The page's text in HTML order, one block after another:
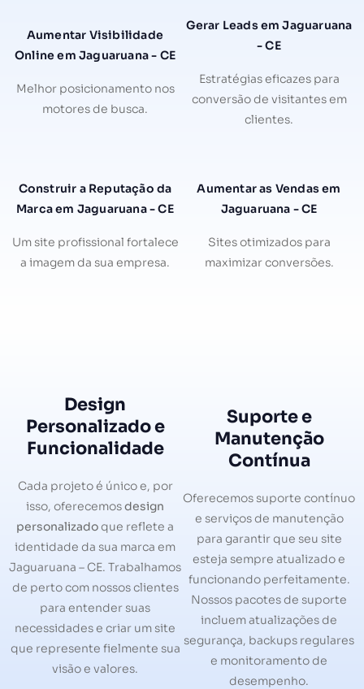
Aumentar Visibilidade
Online em Jaguaruana - CE
Melhor posicionamento nos
motores de busca.
Gerar Leads em Jaguaruana
- CE
Estratégias eficazes para
conversão de visitantes em
clientes.
Construir a Reputação da
Marca em Jaguaruana - CE
Um site profissional fortalece
a imagem da sua empresa.
Aumentar as Vendas em
Jaguaruana - CE
Sites otimizados para
maximizar conversões.
Design
Personalizado e
Funcionalidade
Cada projeto é único e, por
isso, oferecemosdesign
personalizadoque reflete a
identidade da sua marca em
Jaguaruana – CE. Trabalhamos
de perto com nossos clientes
para entender suas
necessidades e criar um site
que represente fielmente sua
visão e valores.
Suporte e
Manutenção
Contínua
Oferecemos suporte contínuo
e serviços de manutenção
para garantir que seu site
esteja sempre atualizado e
funcionando perfeitamente.
Nossos pacotes de suporte
incluem atualizações de
segurança, backups regulares
e monitoramento de
desempenho.